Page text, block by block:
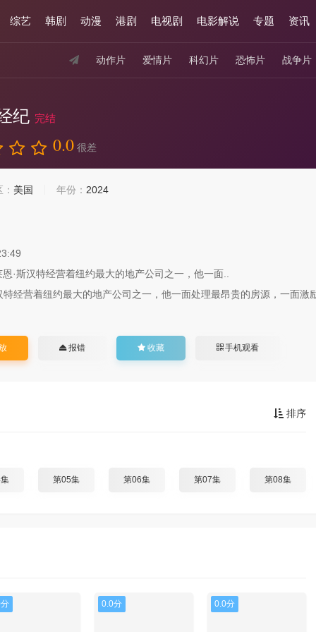
综艺 韩剧 动漫 港剧 电视剧 电影解说 专题 资讯
动作片 爱情片 科幻片 恐怖片 战争片
纪 完结
0.0 很差
美国 年份： 2024
·斯汉特经营着纽约最大的地产公司之一，他一面..
特经营着纽约最大的地产公司之一，他一面处理最昂贵的房源，一面激
报错 收藏 手机观看
排序
第05集 第06集 第07集 第08集
0.0分 0.0分